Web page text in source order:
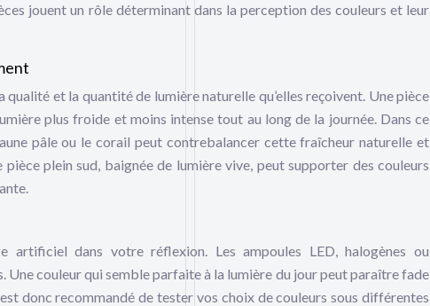
jouent un rôle déterminant dans la perception des couleurs et leur
qualité et la quantité de lumière naturelle qu’elles reçoivent. Une pièce
plus froide et moins intense tout au long de la journée. Dans ce
pâle ou le corail peut contrebalancer cette fraîcheur naturelle et
pièce plein sud, baignée de lumière vive, peut supporter des couleurs
artificiel dans votre réflexion. Les ampoules LED, halogènes ou
couleur qui semble parfaite à la lumière du jour peut paraître fade
donc recommandé de tester vos choix de couleurs sous différentes